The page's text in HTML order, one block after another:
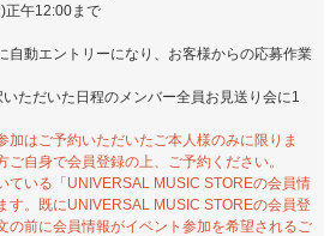
正午12:00まで
自動エントリーになり、お客様からの応募作業
ただいた日程のメンバー全員お見送り会に1
はご予約いただいたご本人様のみに限りま
自身で会員登録の上、ご予約ください。
いる「UNIVERSAL MUSIC STOREの会員情
す。既にUNIVERSAL MUSIC STOREの会員登
の前に会員情報がイベント参加を希望されるご